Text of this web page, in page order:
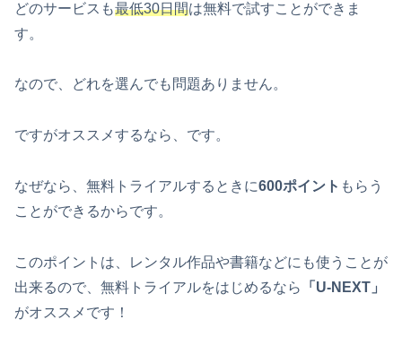
どのサービスも最低30日間は無料で試すことができま
す。
なので、どれを選んでも問題ありません。
ですがオススメするなら、です。
なぜなら、無料トライアルするときに600ポイント もらう
ことができるからです。
このポイントは、レンタル作品や書籍などにも使うことが
出来るので、無料トライアルをはじめるなら
「U-NEXT」
がオススメです！